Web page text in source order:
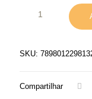
SKU:
Compartilhar